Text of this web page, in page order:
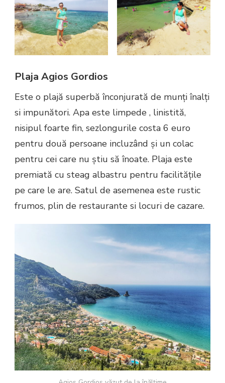
Plaja Agios Gordios
Este o plajă superbă înconjurată de munți înalți
si impunători. Apa este limpede , linistită,
nisipul foarte fin, sezlongurile costa 6 euro
pentru două persoane incluzând și un colac
pentru cei care nu știu să înoate. Plaja este
premiată cu steag albastru pentru facilitățile
pe care le are. Satul de asemenea este rustic
frumos, plin de restaurante si locuri de cazare.